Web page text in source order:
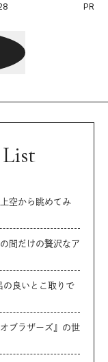
ランナーたちの奮闘PR
空から眺めてみ
間だけの贅沢なア
良いとこ取りで
ブラザーズ』の世